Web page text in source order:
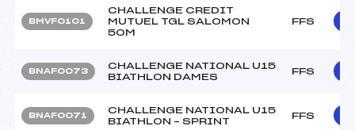
BMVF0101
CHALLENGE CREDIT
MUTUEL TGL SALOMON
50M
FFS
BNAF0073
CHALLENGE NATIONAL U15
BIATHLON DAMES
FFS
BNAF0071
CHALLENGE NATIONAL U15
BIATHLON – SPRINT
FFS